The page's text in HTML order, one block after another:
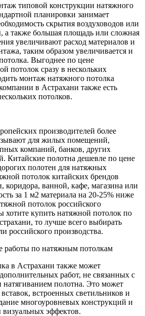
типовой конструкции натяжного
планировки занимает
скрытия воздуховодов или
а также большая площадь или сложная
увеличивают расход материалов и
таким образом увеличивается и
Выгоднее по цене
потолок сразу в нескольких
монтаж натяжного потолка
в Астрахани также есть
потолков.
производителей более
для жилых помещений,
компаний, банков, других
Китайские полотна дешевле по цене
полотен для натяжных
потолок китайских брендов
коридора, ванной, кафе, магазина или
за 1 м2 материала на 20-25% ниже
потолок российского
хотите купить натяжной потолок по
то лучше всего выбирать
российского производства.
работы по натяжным потолкам
в Астрахани также может
работ, не связанных с
натягиванием полотна. Это может
встроенных светильников и
многоуровневых конструкций и
эффектов.